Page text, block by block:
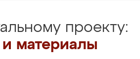
проекту:
материалы